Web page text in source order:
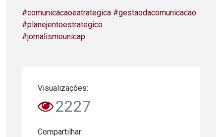
#comunicacaoeatrategica #gestaodacomunicacao
#planejentoestrategico
#jornalismounicap
Visualizações:
2227
Compartilhar: